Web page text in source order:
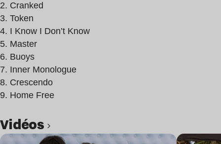
2. Cranked
3. Token
4. I Know I Don’t Know
5. Master
6. Buoys
7. Inner Monologue
8. Crescendo
9. Home Free
Vidéos
Lire l’article